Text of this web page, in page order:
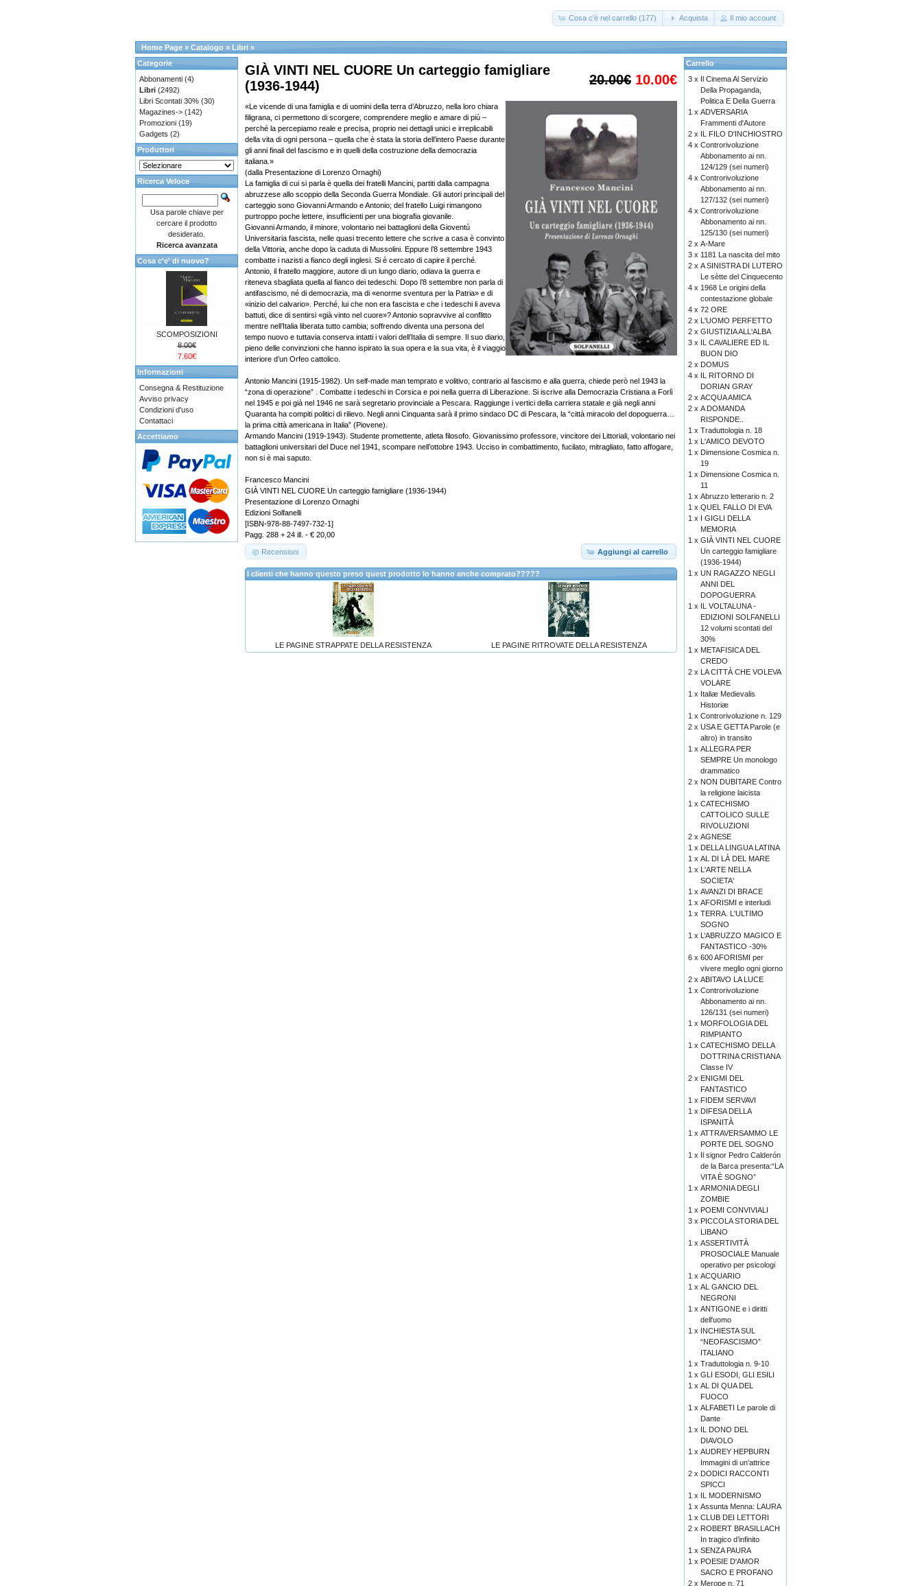
Cosa c'è nel carrello (177) Acquista Il mio account
Home Page » Catalogo » Libri »
20.00€ 10.00€
GIÀ VINTI NEL CUORE Un carteggio famigliare
(1936-1944)
«Le vicende di una famiglia e di uomini della terra d’Abruzzo, nella loro chiara
filigrana, ci permettono di scorgere, comprendere meglio e amare di più –
perché la percepiamo reale e precisa, proprio nei dettagli unici e irreplicabili
della vita di ogni persona – quella che è stata la storia dell’intero Paese durante
gli anni finali del fascismo e in quelli della costruzione della democrazia
italiana.»
(dalla Presentazione di Lorenzo Ornaghi)
La famiglia di cui si parla è quella dei fratelli Mancini, partiti dalla campagna
abruzzese allo scoppio della Seconda Guerra Mondiale. Gli autori principali del
carteggio sono Giovanni Armando e Antonio; del fratello Luigi rimangono
purtroppo poche lettere, insufficienti per una biografia giovanile.
Giovanni Armando, il minore, volontario nei battaglioni della Gioventù
Universitaria fascista, nelle quasi trecento lettere che scrive a casa è convinto
della Vittoria, anche dopo la caduta di Mussolini. Eppure l’8 settembre 1943
combatte i nazisti a fianco degli inglesi. Si è cercato di capire il perché.
Antonio, il fratello maggiore, autore di un lungo diario, odiava la guerra e
riteneva sbagliata quella al fianco dei tedeschi. Dopo l’8 settembre non parla di
antifascismo, né di democrazia, ma di «enorme sventura per la Patria» e di
«inizio del calvario». Perché, lui che non era fascista e che i tedeschi li aveva
battuti, dice di sentirsi «già vinto nel cuore»? Antonio sopravvive al conflitto
mentre nell’Italia liberata tutto cambia; soffrendo diventa una persona del
tempo nuovo e tuttavia conserva intatti i valori dell’Italia di sempre. Il suo diario,
pieno delle convinzioni che hanno ispirato la sua opera e la sua vita, è il viaggio
interiore d’un Orfeo cattolico.
Antonio Mancini (1915-1982). Un self-made man temprato e volitivo, contrario al fascismo e alla guerra, chiede però nel 1943 la
“zona di operazione” . Combatte i tedeschi in Corsica e poi nella guerra di Liberazione. Si iscrive alla Democrazia Cristiana a Forlì
nel 1945 e poi già nel 1946 ne sarà segretario provinciale a Pescara. Raggiunge i vertici della carriera statale e già negli anni
Quaranta ha compiti politici di rilievo. Negli anni Cinquanta sarà il primo sindaco DC di Pescara, la “città miracolo del dopoguerra…
la prima città americana in Italia” (Piovene).
Armando Mancini (1919-1943). Studente promettente, atleta filosofo. Giovanissimo professore, vincitore dei Littoriali, volontario nei
battaglioni universitari del Duce nel 1941, scompare nell’ottobre 1943. Ucciso in combattimento, fucilato, mitragliato, fatto affogare,
non si è mai saputo.
Francesco Mancini
GIÀ VINTI NEL CUORE Un carteggio famigliare (1936-1944)
Presentazione di Lorenzo Ornaghi
Edizioni Solfanelli
[ISBN-978-88-7497-732-1]
Pagg. 288 + 24 ill. - € 20,00
Aggiungi al carrello
Recensioni
I clienti che hanno questo preso quest prodotto lo hanno anche comprato?????
LE PAGINE STRAPPATE DELLA RESISTENZA LE PAGINE RITROVATE DELLA RESISTENZA
Categorie
Abbonamenti (4)
Libri (2492)
Libri Scontati 30% (30)
Magazines-> (142)
Promozioni (19)
Gadgets (2)
Produttori
Ricerca Veloce
Usa parole chiave per
cercare il prodotto
desiderato.
Ricerca avanzata
Cosa c'e' di nuovo?
SCOMPOSIZIONI
8.00€
7.60€
Informazioni
Consegna & Restituzione
Avviso privacy
Condizioni d'uso
Contattaci
Accettiamo
Carrello
3 x Il Cinema Al Servizio
Della Propaganda,
Politica E Della Guerra
1 x ADVERSARIA
Frammenti d'Autore
2 x IL FILO D'INCHIOSTRO
4 x Controrivoluzione
Abbonamento ai nn.
124/129 (sei numeri)
4 x Controrivoluzione
Abbonamento ai nn.
127/132 (sei numeri)
4 x Controrivoluzione
Abbonamento ai nn.
125/130 (sei numeri)
2 x A-Mare
3 x 1181 La nascita del mito
2 x A SINISTRA DI LUTERO
Le sètte del Cinquecento
4 x 1968 Le origini della
contestazione globale
4 x 72 ORE
2 x L'UOMO PERFETTO
2 x GIUSTIZIA ALL'ALBA
3 x IL CAVALIERE ED IL
BUON DIO
2 x DOMUS
4 x IL RITORNO DI
DORIAN GRAY
2 x ACQUA AMICA
2 x A DOMANDA
RISPONDE..
1 x Traduttologia n. 18
1 x L'AMICO DEVOTO
1 x Dimensione Cosmica n.
19
1 x Dimensione Cosmica n.
11
1 x Abruzzo letterario n. 2
1 x QUEL FALLO DI EVA
1 x I GIGLI DELLA
MEMORIA
1 x GIÀ VINTI NEL CUORE
Un carteggio famigliare
(1936-1944)
1 x UN RAGAZZO NEGLI
ANNI DEL
DOPOGUERRA
1 x IL VOLTALUNA -
EDIZIONI SOLFANELLI
12 volumi scontati del
30%
1 x METAFISICA DEL
CREDO
2 x LA CITTÀ CHE VOLEVA
VOLARE
1 x Italiæ Medievalis
Historiæ
1 x Controrivoluzione n. 129
2 x USA E GETTA Parole (e
altro) in transito
1 x ALLEGRA PER
SEMPRE Un monologo
drammatico
2 x NON DUBITARE Contro
la religione laicista
1 x CATECHISMO
CATTOLICO SULLE
RIVOLUZIONI
2 x AGNESE
1 x DELLA LINGUA LATINA
1 x AL DI LÀ DEL MARE
1 x L'ARTE NELLA
SOCIETA'
1 x AVANZI DI BRACE
1 x AFORISMI e interludi
1 x TERRA. L'ULTIMO
SOGNO
1 x L’ABRUZZO MAGICO E
FANTASTICO -30%
6 x 600 AFORISMI per
vivere meglio ogni giorno
2 x ABITAVO LA LUCE
1 x Controrivoluzione
Abbonamento ai nn.
126/131 (sei numeri)
1 x MORFOLOGIA DEL
RIMPIANTO
1 x CATECHISMO DELLA
DOTTRINA CRISTIANA
Classe IV
2 x ENIGMI DEL
FANTASTICO
1 x FIDEM SERVAVI
1 x DIFESA DELLA
ISPANITÀ
1 x ATTRAVERSAMMO LE
PORTE DEL SOGNO
1 x Il signor Pedro Calderón
de la Barca presenta:“LA
VITA È SOGNO”
1 x ARMONIA DEGLI
ZOMBIE
1 x POEMI CONVIVIALI
3 x PICCOLA STORIA DEL
LIBANO
1 x ASSERTIVITÀ
PROSOCIALE Manuale
operativo per psicologi
1 x ACQUARIO
1 x AL GANCIO DEL
NEGRONI
1 x ANTIGONE e i diritti
dell'uomo
1 x INCHIESTA SUL
“NEOFASCISMO”
ITALIANO
1 x Traduttologia n. 9-10
1 x GLI ESODI, GLI ESILI
1 x AL DI QUA DEL
FUOCO
1 x ALFABETI Le parole di
Dante
1 x IL DONO DEL
DIAVOLO
1 x AUDREY HEPBURN
Immagini di un’attrice
2 x DODICI RACCONTI
SPICCI
1 x IL MODERNISMO
1 x Assunta Menna: LAURA
1 x CLUB DEI LETTORI
2 x ROBERT BRASILLACH
In tragico d’infinito
1 x SENZA PAURA
1 x POESIE D'AMOR
SACRO E PROFANO
2 x Merope n. 71